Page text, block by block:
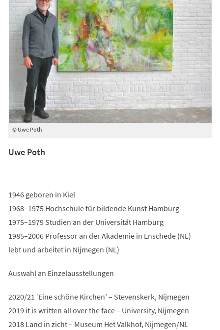
© Uwe Poth
Uwe Poth
1946 geboren in Kiel
1968–1975 Hochschule für bildende Kunst Hamburg
1975–1979 Studien an der Universität Hamburg
1985–2006 Professor an der Akademie in Enschede (NL)
lebt und arbeitet in Nijmegen (NL)
Auswahl an Einzelausstellungen
2020/21 ‘Eine schöne Kirchen’ – Stevenskerk, Nijmegen
2019 it is written all over the face – University, Nijmegen
2018 Land in zicht – Museum Het Valkhof, Nijmegen/NL